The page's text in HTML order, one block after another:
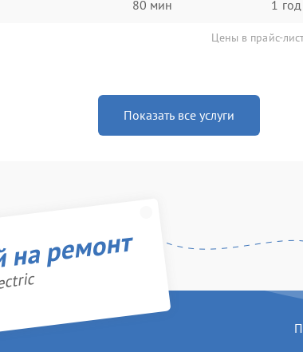
80 мин 1 год
Цены в прайс-
Показать все услуги
ремонт